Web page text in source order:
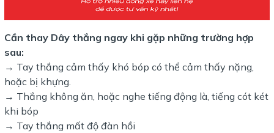
Cần thay Dây thắng ngay khi gặp những trường hợp
sau:
→ Tay thắng cảm thấy khó bóp có thể cảm thấy nặng,
hoặc bị khựng.
→ Thắng không ăn, hoặc nghe tiếng động là, tiếng cót két
khi bóp
→ Tay thắng mất độ đàn hồi